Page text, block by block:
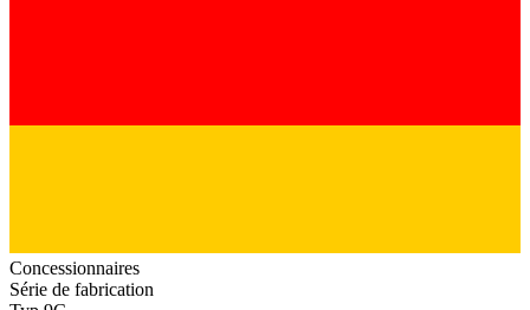
Concessionnaires
Série de fabrication